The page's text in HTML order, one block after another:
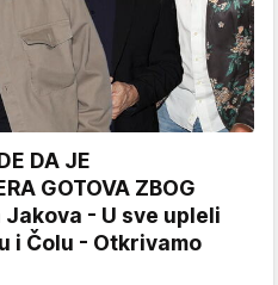
DA JE
GOTOVA ZBOG
Jakova - U sve upleli
i Čolu - Otkrivamo